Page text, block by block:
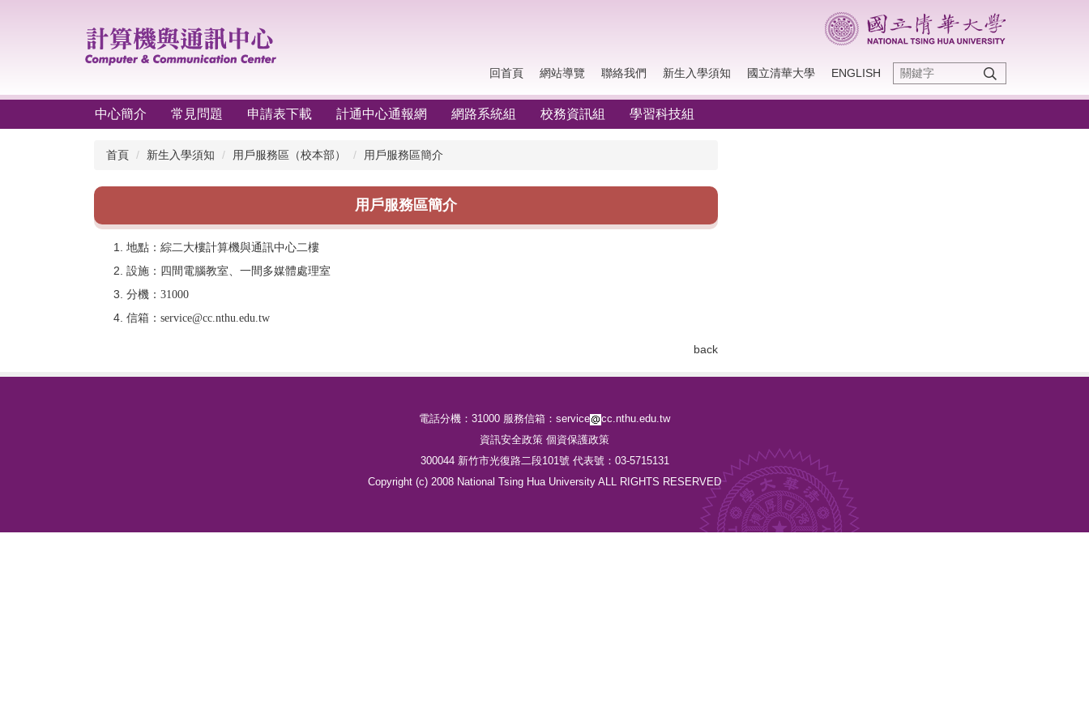
容
回首頁 網站導覽 聯絡我們 新生入學須知 國立清華大學 ENGLISH
中心簡介 常見問題 申請表下載 計通中心通報網 網路系統組 校務資訊組 學習科技組
首頁 新生入學須知 用戶服務區（校本部） 用戶服務區簡介
用戶服務區簡介
地點：綜二大樓計算機與通訊中心二樓
設施：四間電腦教室、一間多媒體處理室
分機：31000
信箱：service@cc.nthu.edu.tw
back
電話分機：31000 服務信箱：service
cc.nthu.edu.tw
資訊安全政策 個資保護政策
300044 新竹市光復路二段101號 代表號：03-5715131
Copyright (c) 2008 National Tsing Hua University ALL RIGHTS RESERVED